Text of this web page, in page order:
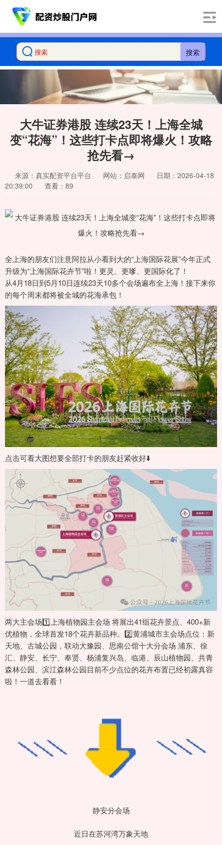
搜索
大牛证券港股 连续23天！上海全城
变“花海”！这些打卡点即将爆火！攻略
抢先看→
来源：真实配资平台平台 网站：启泰网
日期：2026-04-18
20:39:00
查看：89
全上海的朋友们注意阿拉从小看到大的“上海国际花展”今年正式
升级为“上海国际花卉节”啦！更灵、更嗲、更国际化了！
从4月18日到5月10日连续23天10多个会场遍布全上海！接下来你
的每个周末都将被全城的花海承包！
点击可看大图想要全部打卡的朋友赶紧收好⬇️
两大主会场1️⃣上海植物园主会场 将展出41组花卉景点、400+新
优植物，全球首发18个花卉新品种。2️⃣黄浦城市主会场点位：新
天地、古城公园，联动大豫园、思南公馆十大分会场 浦东、徐
汇、静安、长宁、奉贤、杨浦复兴岛、临港、辰山植物园、共青
森林公园、滨江森林公园目前不少点位的花卉布置已经初露真容
啦！一道去看看！
静安分会场
近日在苏河湾万象天地